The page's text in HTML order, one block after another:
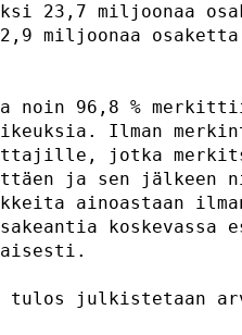
23,7 miljoonaa
miljoonaa
noin 96,8 %
Ilman
jotka
käyttäen ja
ainoastaan
osakeantia
tulos